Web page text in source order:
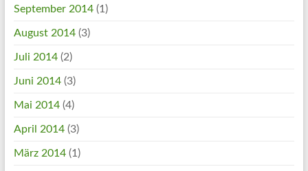
September 2014(1)
August 2014(3)
Juli 2014(2)
Juni 2014(3)
Mai 2014(4)
April 2014(3)
März 2014(1)